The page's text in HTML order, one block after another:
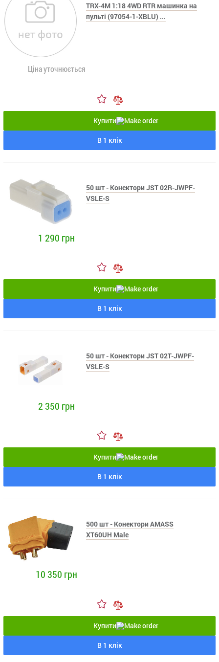
TRX-4M 1:18 4WD RTR машинка на
пульті (97054-1-XBLU) ...
Ціна уточнюється
Купити
В 1 клік
50 шт - Конектори JST 02R-JWPF-
VSLE-S
1 290 грн
Купити
В 1 клік
50 шт - Конектори JST 02T-JWPF-
VSLE-S
2 350 грн
Купити
В 1 клік
500 шт - Конектори AMASS
XT60UH Male
10 350 грн
Купити
В 1 клік